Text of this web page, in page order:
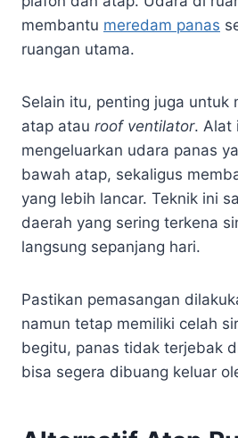
membantu meredam panas
ruangan utama.
Selain itu, penting juga untuk
atap atau roof ventilator. Alat
mengeluarkan udara panas
bawah atap, sekaligus
yang lebih lancar. Teknik ini
daerah yang sering terkena
langsung sepanjang hari.
Pastikan pemasangan
namun tetap memiliki celah
begitu, panas tidak terjebak
bisa segera dibuang keluar